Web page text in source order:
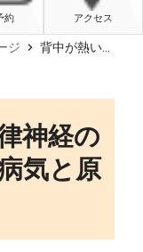
約 アクセス
ジ chevron_right 背中が熱いのは自律神経の乱れ？考えられる病気と原因、対処法を解説
神経の
気と原